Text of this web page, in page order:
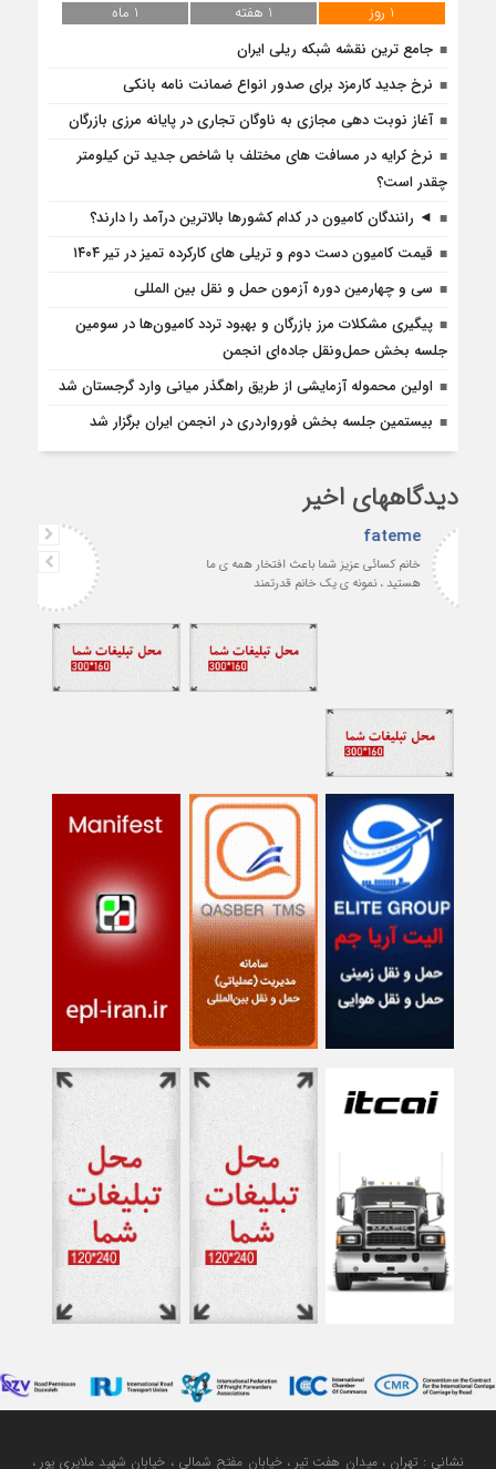
1 روز 1 هفته
1 ماه
جامع ترین نقشه شبکه ریلی ایران
نرخ جدید کارمزد برای صدور انواع ضمانت نامه بانکی
آغاز نوبت دهی مجازی به ناوگان تجاری در پایانه مرزی بازرگان
نرخ کرایه در مسافت‌ های مختلف با شاخص جدید تن کیلومتر
چقدر است؟
◄ رانندگان کامیون در کدام کشورها بالاترین درآمد را دارند؟
قیمت کامیون دست دوم و تریلی‌ های کارکرده تمیز در تیر ۱۴۰۴
سی و چهارمین دوره آزمون حمل و نقل بین المللی
پیگیری مشکلات مرز بازرگان و بهبود تردد کامیون‌ها در سومین
جلسه بخش حمل‌ونقل جاده‌ای انجمن
اولین محموله آزمایشی از طریق راهگذر میانی وارد گرجستان شد
بیستمین جلسه بخش فورواردری در انجمن ایران برگزار شد
دیدگاههای اخیر
خانم کسائی عزیز شما باعث افتخار همه ی ما
هستید ، نمونه ی یک خانم قدرتمند
نشانی : تهران ، میدان هفت تیر ، خیابان مفتح شمالی ، خیابان شهید ملایری پور ،